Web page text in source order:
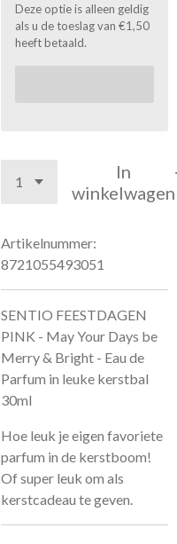
Deze optie is alleen geldig
als u de toeslag van €1,50
heeft betaald.
In
winkelwagen
Artikelnummer:
8721055493051
SENTIO FEESTDAGEN
PINK - May Your Days be
Merry & Bright - Eau de
Parfum in leuke kerstbal
30ml
Hoe leuk je eigen favoriete
parfum in de kerstboom!
Of super leuk om als
kerstcadeau te geven.